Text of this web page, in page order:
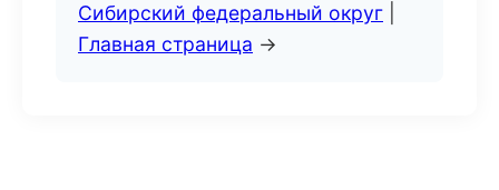
Сибирский федеральный округ
Главная страница →